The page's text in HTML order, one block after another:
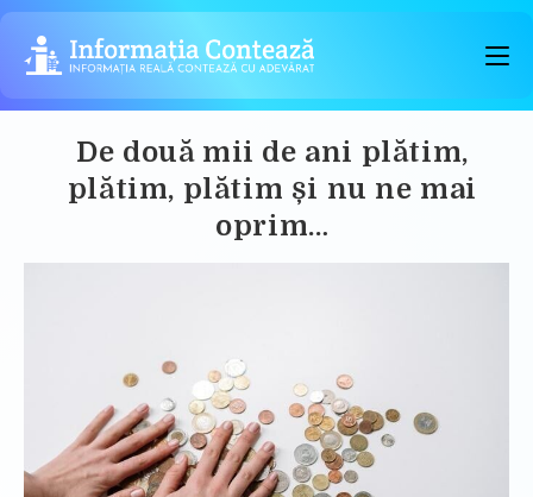
Skip
content
De două mii de ani plătim,
plătim, plătim și nu ne mai
oprim…